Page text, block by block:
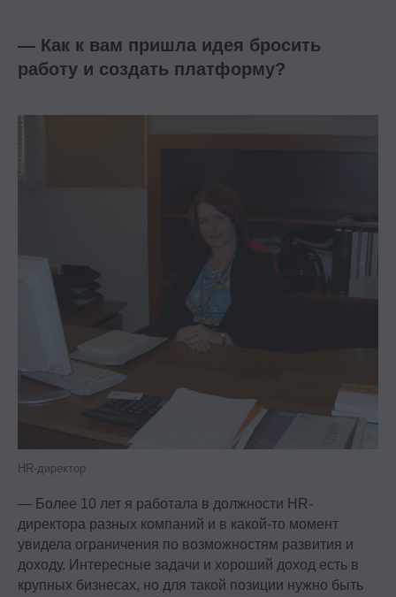
— Как к вам пришла идея бросить
работу и создать платформу?
HR-директор
— Более 10 лет я работала в должности HR-
директора разных компаний и в какой-то момент
увидела ограничения по возможностям развития и
доходу. Интересные задачи и хороший доход есть в
крупных бизнесах, но для такой позиции нужно быть